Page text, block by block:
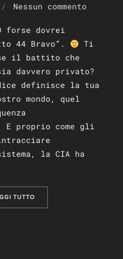
Nessun commento
forse dovrei
44 Bravo”.
Ti
il battito che
davvero privato?
definisce la tua
mondo, quel
E proprio come gli
la CIA ha
TUTTO